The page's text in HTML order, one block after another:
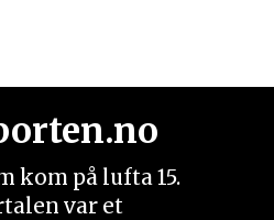
kom på lufta 15.
var et